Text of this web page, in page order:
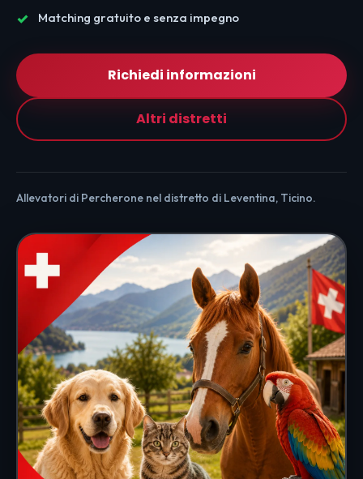
Matching gratuito e senza impegno
Richiedi informazioni
Altri distretti
Allevatori di Percherone nel distretto di Leventina, Ticino.